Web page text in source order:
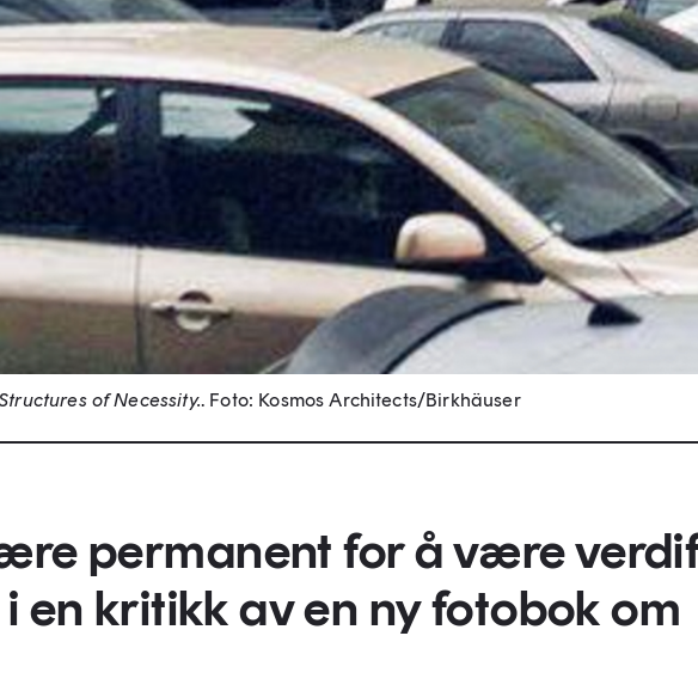
of Necessity.. Foto: Kosmos Architects/Birkhäuser
permanent for å være
en kritikk av en ny fotobok om